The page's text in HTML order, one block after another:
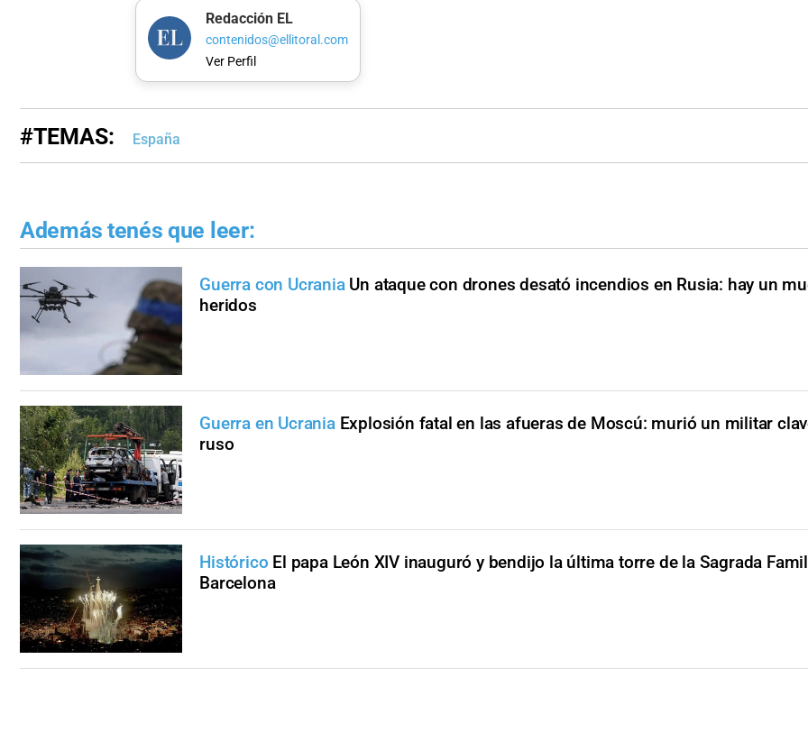
Redacción EL
contenidos@ellitoral.com
Ver Perfil
#TEMAS: España
Además tenés que leer:
Guerra con Ucrania Un ataque con drones desató incendios en Rusia: hay un
heridos
Guerra en Ucrania Explosión fatal en las afueras de Moscú: murió un militar
ruso
Histórico El papa León XIV inauguró y bendijo la última torre de la Sagrada
Barcelona